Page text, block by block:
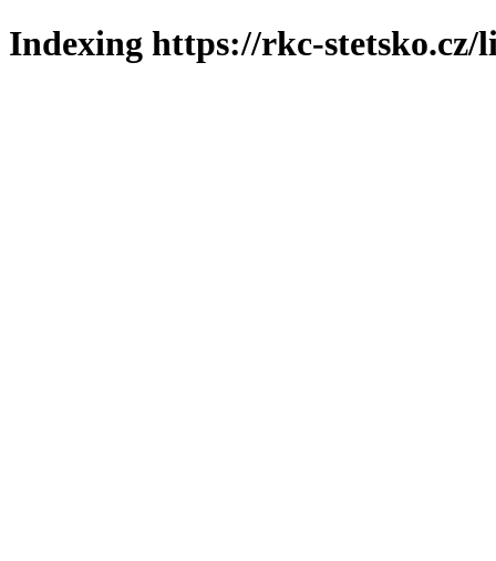
Indexing https://rkc-stetsko.cz/